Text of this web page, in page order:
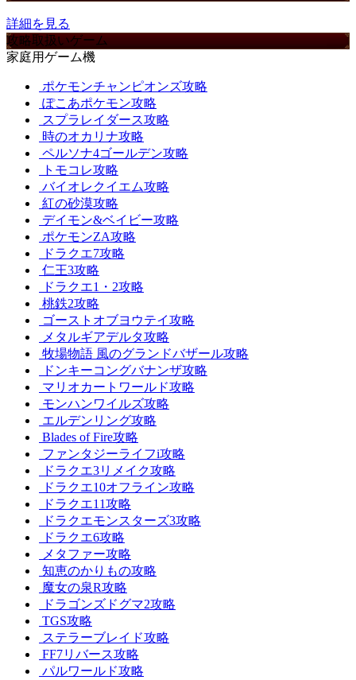
詳細を見る
攻略取扱いゲーム
家庭用ゲーム機
ポケモンチャンピオンズ攻略
ぽこあポケモン攻略
スプラレイダース攻略
時のオカリナ攻略
ペルソナ4ゴールデン攻略
トモコレ攻略
バイオレクイエム攻略
紅の砂漠攻略
デイモン&ベイビー攻略
ポケモンZA攻略
ドラクエ7攻略
仁王3攻略
ドラクエ1・2攻略
桃鉄2攻略
ゴーストオブヨウテイ攻略
メタルギアデルタ攻略
牧場物語 風のグランドバザール攻略
ドンキーコングバナンザ攻略
マリオカートワールド攻略
モンハンワイルズ攻略
エルデンリング攻略
Blades of Fire攻略
ファンタジーライフi攻略
ドラクエ3リメイク攻略
ドラクエ10オフライン攻略
ドラクエ11攻略
ドラクエモンスターズ3攻略
ドラクエ6攻略
メタファー攻略
知恵のかりもの攻略
魔女の泉R攻略
ドラゴンズドグマ2攻略
TGS攻略
ステラーブレイド攻略
FF7リバース攻略
パルワールド攻略